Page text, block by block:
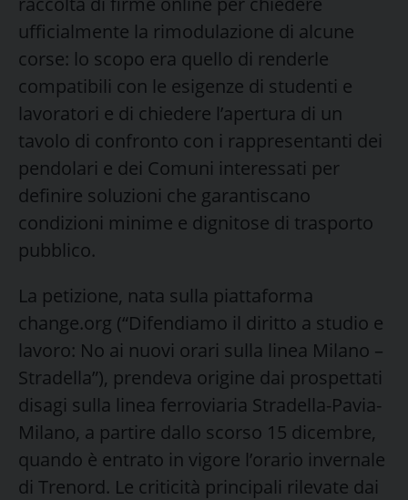
ufficialmente la rimodulazione di alcune
corse: lo scopo era quello di renderle
compatibili con le esigenze di studenti e
lavoratori e di chiedere l’apertura di un
tavolo di confronto con i rappresentanti dei
pendolari e dei Comuni interessati per
definire soluzioni che garantiscano
condizioni minime e dignitose di trasporto
pubblico.
La petizione, nata sulla piattaforma
change.org (“Difendiamo il diritto a studio e
lavoro: No ai nuovi orari sulla linea Milano –
Stradella”), prendeva origine dai prospettati
disagi sulla linea ferroviaria Stradella-Pavia-
Milano, a partire dallo scorso 15 dicembre,
quando è entrato in vigore l’orario invernale
di Trenord. Le criticità principali rilevate dai